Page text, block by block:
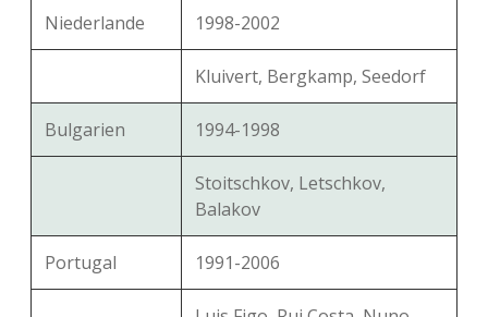
Niederlande 1998-2002
Kluivert, Bergkamp, Seedorf
Bulgarien 1994-1998
Stoitschkov, Letschkov,
Balakov
Portugal 1991-2006